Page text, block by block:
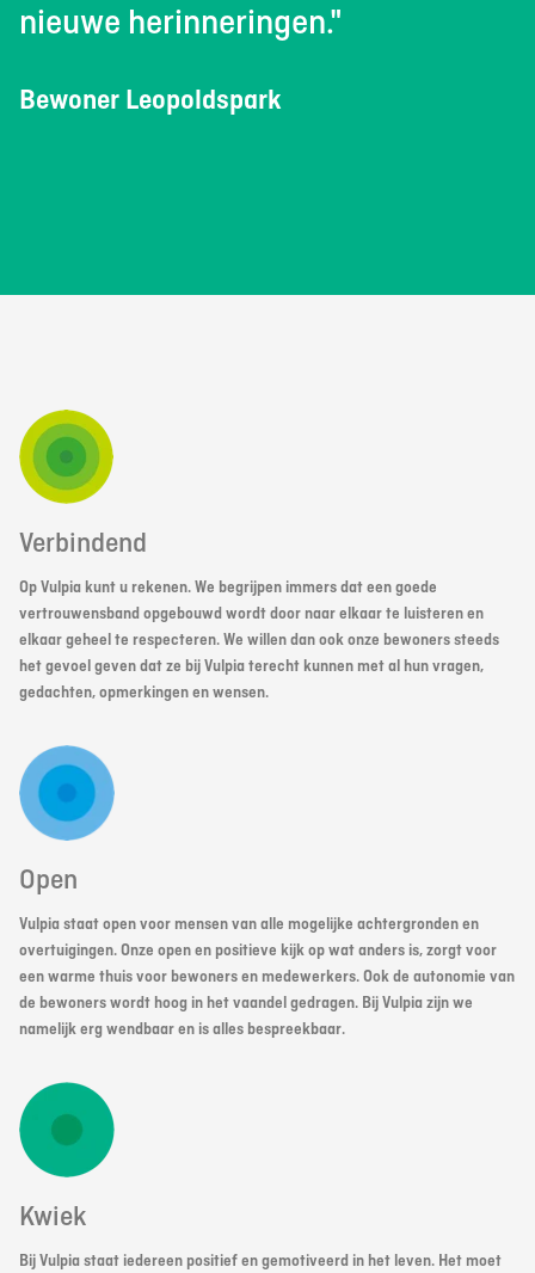
nieuwe herinneringen."
Bewoner Leopoldspark
Verbindend
Op Vulpia kunt u rekenen. We begrijpen immers dat een goede
vertrouwensband opgebouwd wordt door naar elkaar te luisteren en
elkaar geheel te respecteren. We willen dan ook onze bewoners steeds
het gevoel geven dat ze bij Vulpia terecht kunnen met al hun vragen,
gedachten, opmerkingen en wensen.
Open
Vulpia staat open voor mensen van alle mogelijke achtergronden en
overtuigingen. Onze open en positieve kijk op wat anders is, zorgt voor
een warme thuis voor bewoners en medewerkers. Ook de autonomie van
de bewoners wordt hoog in het vaandel gedragen. Bij Vulpia zijn we
namelijk erg wendbaar en is alles bespreekbaar.
Kwiek
Bij Vulpia staat iedereen positief en gemotiveerd in het leven. Het moet